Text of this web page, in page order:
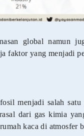
global namun
faktor yang menjadi
menjadi salah
dari gas kimia
kaca di atmosfer